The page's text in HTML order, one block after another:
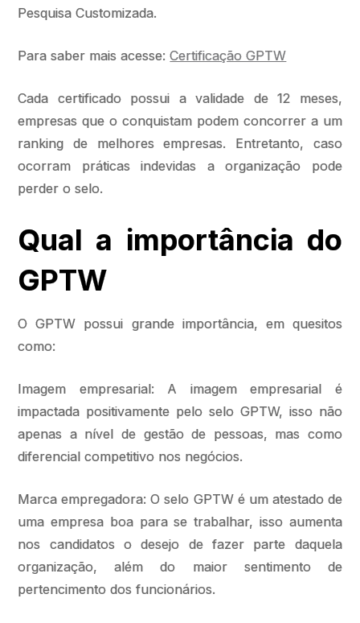
Pesquisa Customizada.
Para saber mais acesse:Certificação GPTW
Cada certificado possui a validade de 12 meses,
empresas que o conquistam podem concorrer a um
ranking de melhores empresas. Entretanto, caso
ocorram práticas indevidas a organização pode
perder o selo.
Qual a importância do
GPTW
O GPTW possui grande importância, em quesitos
como:
Imagem empresarial: A imagem empresarial é
impactada positivamente pelo selo GPTW, isso não
apenas a nível de gestão de pessoas, mas como
diferencial competitivo nos negócios.
Marca empregadora: O selo GPTW é um atestado de
uma empresa boa para se trabalhar, isso aumenta
nos candidatos o desejo de fazer parte daquela
organização, além do maior sentimento de
pertencimento dos funcionários.